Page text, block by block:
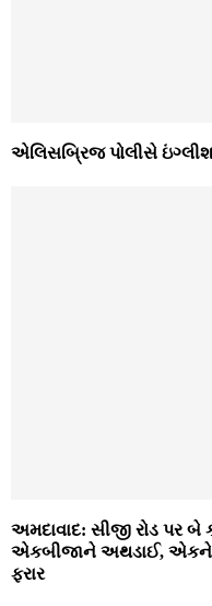
એલિસબ્રિજ પોલીસે ઇંગ્લીશ
અમદાવાદ: સીજી રોડ પર
એકબીજાને અથડાઈ, એકને
ફરાર